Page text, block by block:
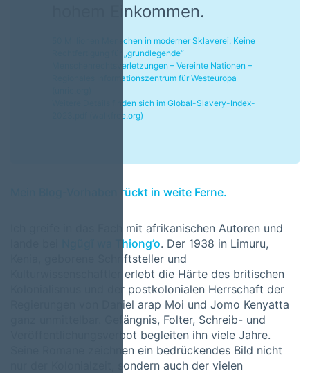
hohem Einkommen.
50 Millionen Menschen in moderner Sklaverei: Keine
Rechtfertigung für „grundlegende“
Menschenrechtsverletzungen – Vereinte Nationen –
Regionales Informationszentrum für Westeuropa
Weitere Details finden sich im Global-Slavery-Index-
2023.pdf (walkfree.org)
Mein Blog-Vorhaben rückt in weite Ferne.
Ich greife in das Fach mit afrikanischen Autoren und
Ngũgĩ wa Thiong’o. Der 1938 in Limuru,
Kenia, geborene Schriftsteller und
Kulturwissenschaftler erlebt die Härte des britischen
Kolonialismus und der postkolonialen Herrschaft der
Regierungen von Daniel arap Moi und Jomo Kenyatta
ganz unmittelbar. Gefängnis, Folter, Schreib- und
Veröffentlichungsverbot begleiten ihn viele Jahre.
Seine Romane zeichnen ein bedrückendes Bild nicht
nur der Kolonialzeit, sondern auch der vielen